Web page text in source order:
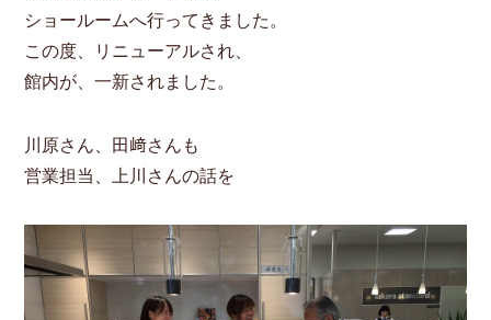
ショールームへ行ってきました。
この度、リニューアルされ、
館内が、一新されました。
川原さん、田﨑さんも
営業担当、上川さんの話を